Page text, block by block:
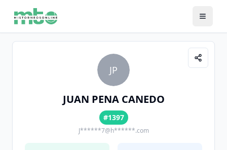
JP
JUAN PENA CANEDO
#1397
J******7@h******.com